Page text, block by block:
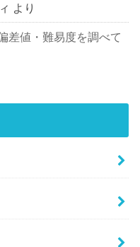
より
差値・難易度を調べて